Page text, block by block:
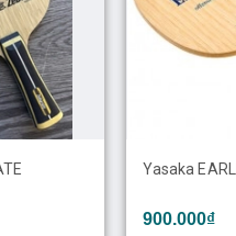
Yasaka
900.000₫